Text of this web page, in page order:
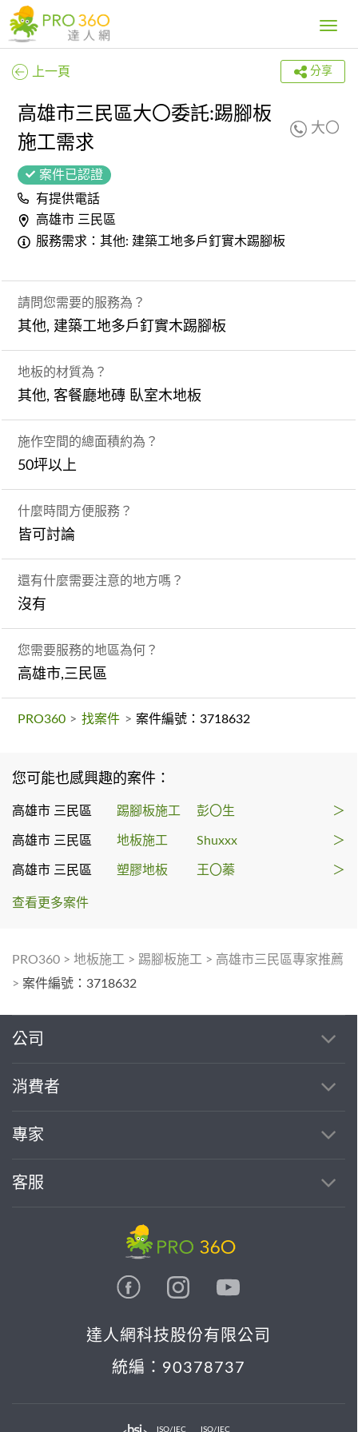
Toggle
上一頁 分享
高雄市三民區大〇委託:踢腳板
施工需求
大〇
案件已認證
有提供電話
高雄市 三民區
服務需求：其他: 建築工地多戶釘實木踢腳板
請問您需要的服務為？
其他, 建築工地多戶釘實木踢腳板
地板的材質為？
其他, 客餐廳地磚 臥室木地板
施作空間的總面積約為？
50坪以上
什麼時間方便服務？
皆可討論
還有什麼需要注意的地方嗎？
沒有
您需要服務的地區為何？
高雄市,三民區
PRO360 > 找案件 > 案件編號：3718632
您可能也感興趣的案件：
高雄市 三民區 踢腳板施工 彭〇生 ＞
高雄市 三民區 地板施工 Shuxxx ＞
高雄市 三民區 塑膠地板 王〇蓁 ＞
查看更多案件
PRO360 > 地板施工 > 踢腳板施工 > 高雄市三民區專家推薦
> 案件編號：3718632
公司
消費者
專家
客服
達人網科技股份有限公司
統編：90378737
ISO/IEC ISO/IEC